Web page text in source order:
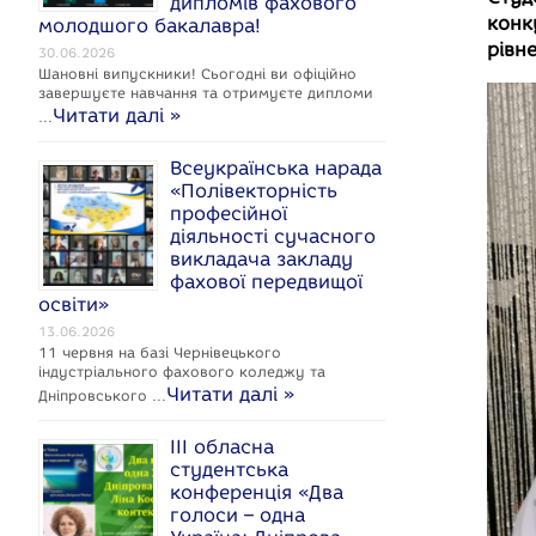
c
e
b
o
o
k
молодшого бакалавра!
30.06.2026
Шановні випускники! Сьогодні ви офіційно
завершуєте навчання та отримуєте дипломи
…Читати далі »
Всеукраїнська нарада
«Полівекторність
професійної
діяльності сучасного
викладача закладу
фахової передвищої
освіти»
13.06.2026
11 червня на базі Чернівецького
індустріального фахового коледжу та
Дніпровського …Читати далі »
ІІІ обласна
студентська
конференція «Два
голоси – одна